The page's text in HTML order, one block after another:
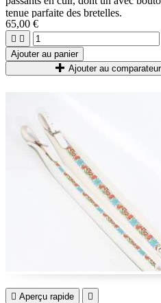
tenue parfaite des bretelles.
65,00 €
 
Ajouter au panier
Ajouter au comparateur
 Aperçu rapide 